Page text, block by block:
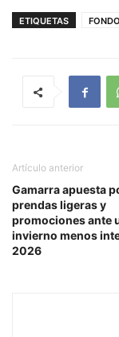
ETIQUETAS
Artículo anterior
Gamarra apuesta
prendas ligeras y
promociones ante
invierno menos
2026